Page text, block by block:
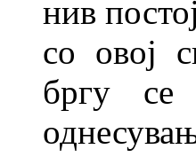
нив
со овој
бргу се